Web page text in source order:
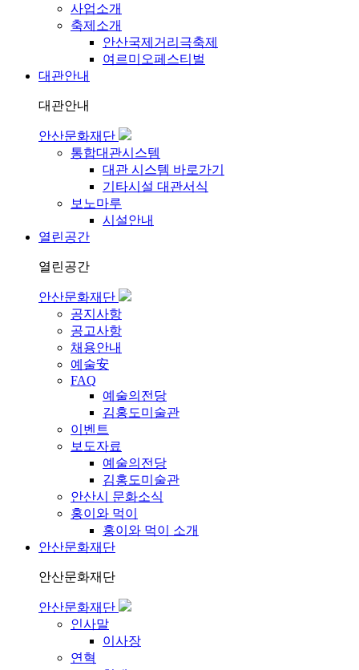
사업소개
축제소개
안산국제거리극축제
여르미오페스티벌
대관안내
대관안내
안산문화재단
통합대관시스템
대관 시스템 바로가기
기타시설 대관서식
보노마루
시설안내
열린공간
열린공간
안산문화재단
공지사항
공고사항
채용안내
예술安
FAQ
예술의전당
김홍도미술관
이벤트
보도자료
예술의전당
김홍도미술관
안산시 문화소식
홍이와 먹이
홍이와 먹이 소개
안산문화재단
안산문화재단
안산문화재단
인사말
이사장
연혁